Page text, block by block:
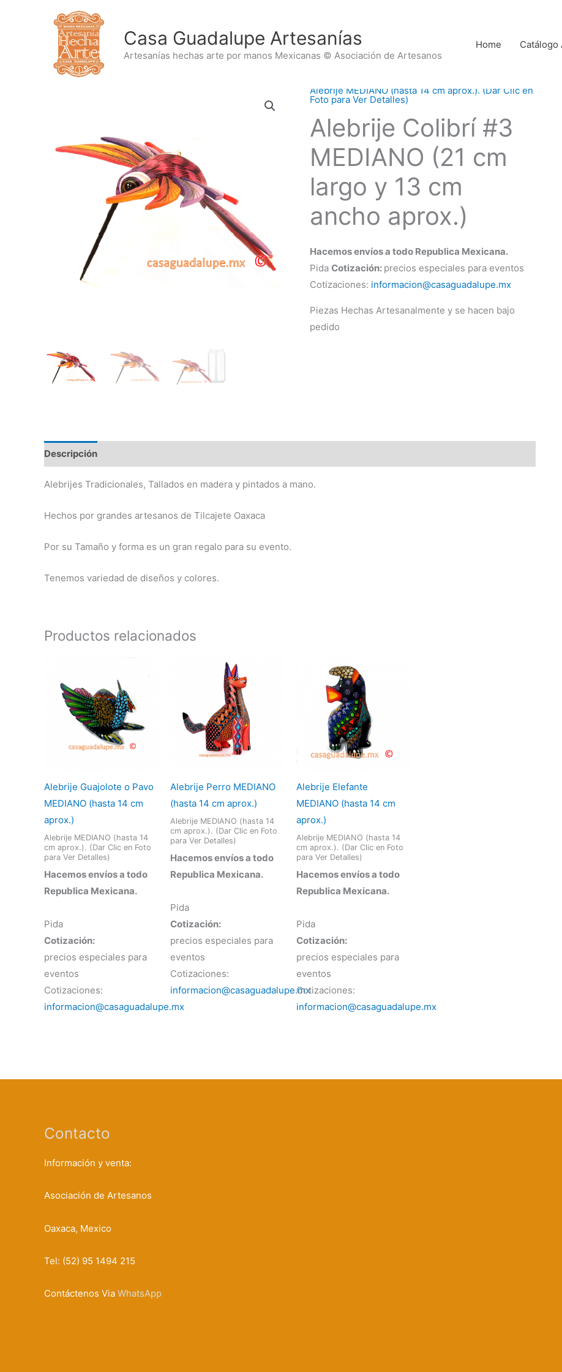
Casa Guadalupe Artesanías
Artesanías hechas arte por manos Mexicanas © Asociación de Artesanos
Home Catálogo
Alebrije MEDIANO (hasta 14 cm aprox.). (Dar Clic en
Foto para Ver Detalles)
Alebrije Colibrí #3
MEDIANO (21 cm
largo y 13 cm
ancho aprox.)
Hacemos envíos a todo Republica Mexicana.
Pida Cotización: precios especiales para eventos
Cotizaciones: informacion@casaguadalupe.mx
Piezas Hechas Artesanalmente y se hacen bajo
pedido
Descripción
Alebrijes Tradicionales, Tallados en madera y pintados a mano.
Hechos por grandes artesanos de Tilcajete Oaxaca
Por su Tamaño y forma es un gran regalo para su evento.
Tenemos variedad de diseños y colores.
Productos relacionados
Alebrije Guajolote o Pavo
MEDIANO (hasta 14 cm
aprox.)
Alebrije MEDIANO (hasta 14
cm aprox.). (Dar Clic en Foto
para Ver Detalles)
Hacemos envíos a todo
Republica Mexicana.
Pida
Cotización:
precios especiales para
eventos
Cotizaciones:
informacion@casaguadalupe.mx
Alebrije Perro MEDIANO
(hasta 14 cm aprox.)
Alebrije MEDIANO (hasta 14
cm aprox.). (Dar Clic en Foto
para Ver Detalles)
Hacemos envíos a todo
Republica Mexicana.
Pida
Cotización:
precios especiales para
eventos
Cotizaciones:
informacion@casaguadalupe.mx
Alebrije Elefante
MEDIANO (hasta 14 cm
aprox.)
Alebrije MEDIANO (hasta 14
cm aprox.). (Dar Clic en Foto
para Ver Detalles)
Hacemos envíos a todo
Republica Mexicana.
Pida
Cotización:
precios especiales para
eventos
Cotizaciones:
informacion@casaguadalupe.mx
Contacto
Información y venta:
Asociación de Artesanos
Oaxaca, Mexico
Tel: (52) 95 1494 215
Contáctenos Via WhatsApp